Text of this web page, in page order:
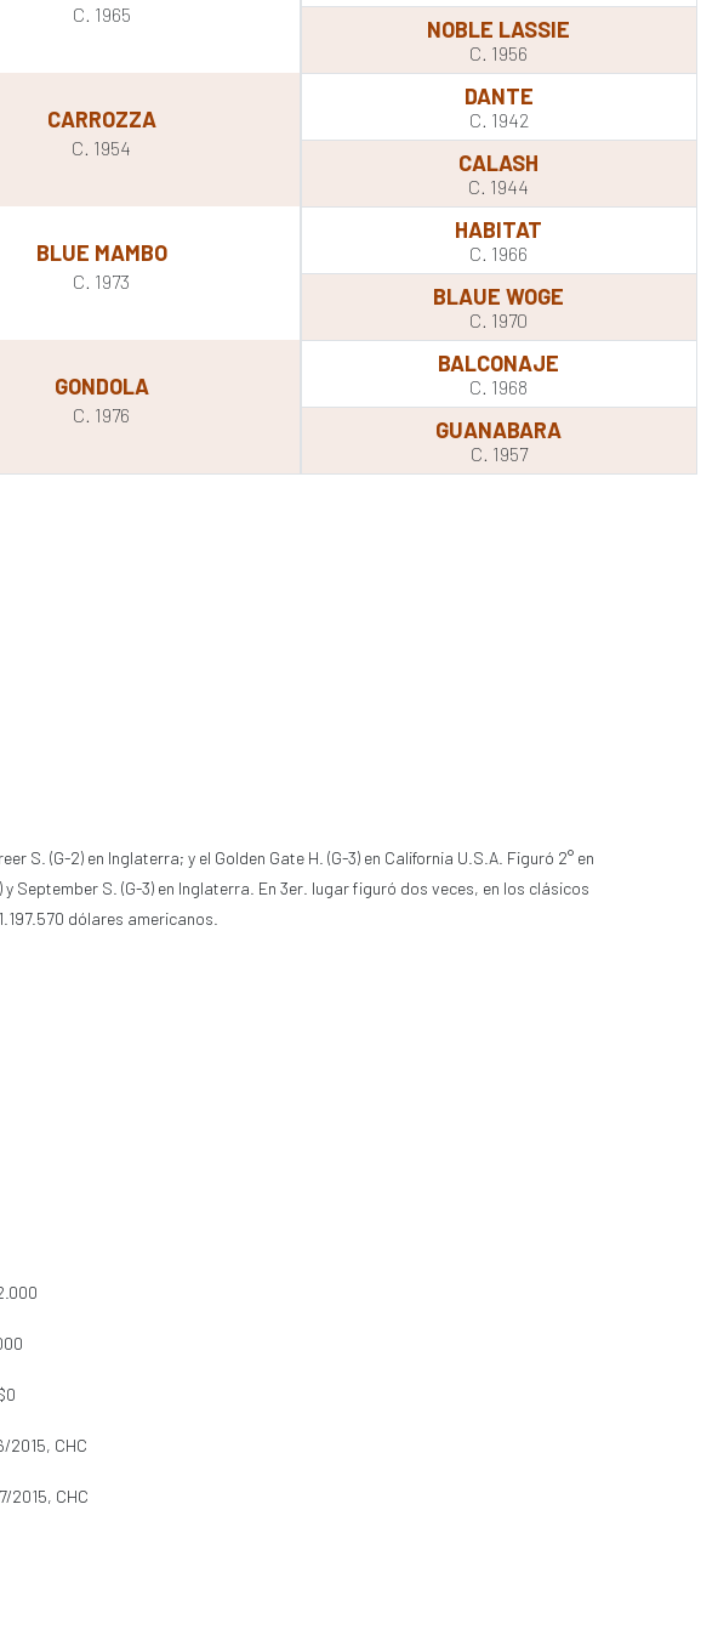
C. 1965
CARROZZA
C. 1954
BLUE MAMBO
C. 1973
GONDOLA
C. 1976
NOBLE LASSIE
C. 1956
DANTE
C. 1942
CALASH
C. 1944
HABITAT
C. 1966
BLAUE WOGE
C. 1970
BALCONAJE
C. 1968
GUANABARA
C. 1957
S. (G-2) en Inglaterra; y el Golden Gate H. (G-3) en California U.S.A. Figuró 2° en
September S. (G-3) en Inglaterra. En 3er. lugar figuró dos veces, en los clásicos
dólares americanos.
2015, CHC
2015, CHC